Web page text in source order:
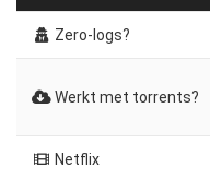
Zero-logs?
Werkt met torrents?
Netflix